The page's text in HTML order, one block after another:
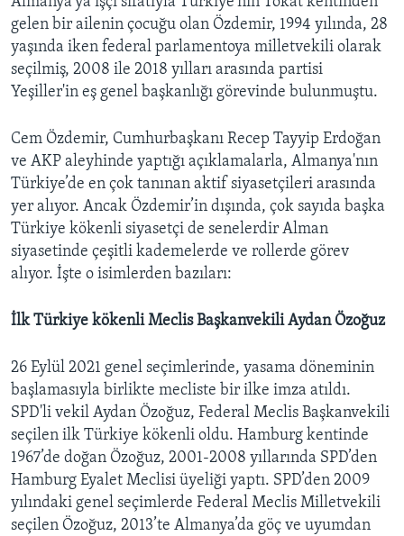
gelen bir ailenin çocuğu olan Özdemir, 1994 yılında, 28
yaşında iken federal parlamentoya milletvekili olarak
seçilmiş, 2008 ile 2018 yılları arasında partisi
Yeşiller'in eş genel başkanlığı görevinde bulunmuştu.
Cem Özdemir, Cumhurbaşkanı Recep Tayyip Erdoğan
ve AKP aleyhinde yaptığı açıklamalarla, Almanya'nın
Türkiye’de en çok tanınan aktif siyasetçileri arasında
yer alıyor. Ancak Özdemir’in dışında, çok sayıda başka
Türkiye kökenli siyasetçi de senelerdir Alman
siyasetinde çeşitli kademelerde ve rollerde görev
alıyor. İşte o isimlerden bazıları:
İlk Türkiye kökenli Meclis Başkanvekili Aydan Özoğuz
26 Eylül 2021 genel seçimlerinde, yasama döneminin
başlamasıyla birlikte mecliste bir ilke imza atıldı.
SPD'li vekil Aydan Özoğuz, Federal Meclis Başkanvekili
seçilen ilk Türkiye kökenli oldu. Hamburg kentinde
1967’de doğan Özoğuz, 2001-2008 yıllarında SPD’den
Hamburg Eyalet Meclisi üyeliği yaptı. SPD’den 2009
yılındaki genel seçimlerde Federal Meclis Milletvekili
seçilen Özoğuz, 2013’te Almanya’da göç ve uyumdan